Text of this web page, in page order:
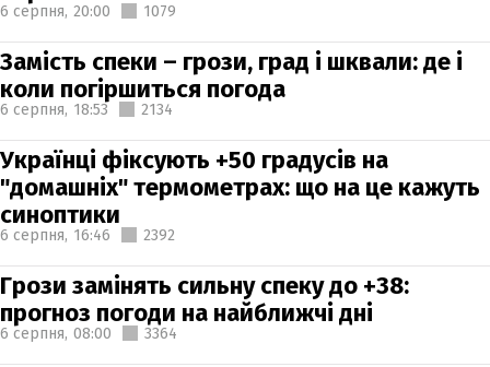
6 серпня, 20:00 1079
Замість спеки – грози, град і шквали: де і
коли погіршиться погода
6 серпня, 18:53 2134
Українці фіксують +50 градусів на
"домашніх" термометрах: що на це кажуть
синоптики
6 серпня, 16:46 2392
Грози замінять сильну спеку до +38:
прогноз погоди на найближчі дні
6 серпня, 08:00 3364